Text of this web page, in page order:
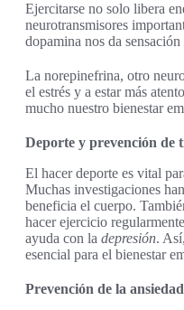
Ejercitarse no solo libera
neurotransmisores
dopamina nos da
La norepinefrina, otro
el estrés y a estar más
mucho nuestro bienestar
Deporte y prevención de
El hacer deporte es vital
Muchas investigaciones
beneficia el cuerpo.
hacer ejercicio
ayuda con la depresión.
esencial para el bienestar
Prevención de la ansiedad